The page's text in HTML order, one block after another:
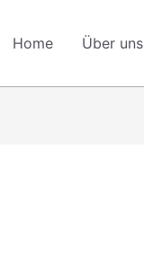
Home Über uns